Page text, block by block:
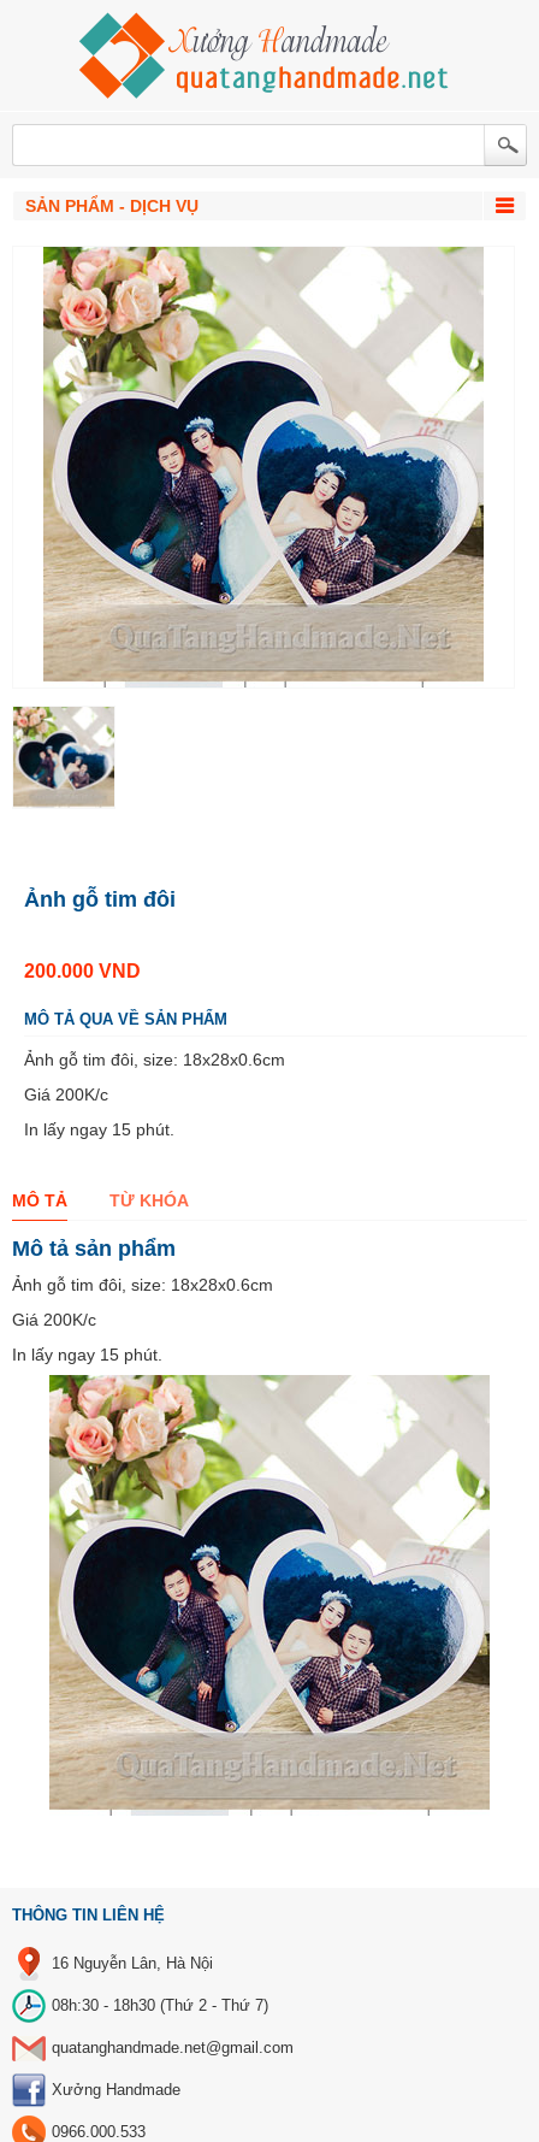
SẢN PHẨM - DỊCH VỤ
Ảnh gỗ tim đôi
200.000 VND
MÔ TẢ QUA VỀ SẢN PHẨM
Ảnh gỗ tim đôi, size: 18x28x0.6cm
Giá 200K/c
In lấy ngay 15 phút.
MÔ TẢ TỪ KHÓA
Mô tả sản phẩm
Ảnh gỗ tim đôi, size: 18x28x0.6cm
Giá 200K/c
In lấy ngay 15 phút.
THÔNG TIN LIÊN HỆ
16 Nguyễn Lân, Hà Nội
08h:30 - 18h30 (Thứ 2 - Thứ 7)
quatanghandmade.net@gmail.com
Xưởng Handmade
0966.000.533